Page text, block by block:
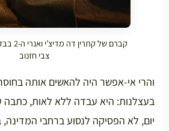
קברם
צבי חזנוב
והרי אי-אפשר היה להאשים אותה
בעצלנות: היא עבדה ללא לאות, כתבה
יום, לא הפסיקה לנסוע ברחבי